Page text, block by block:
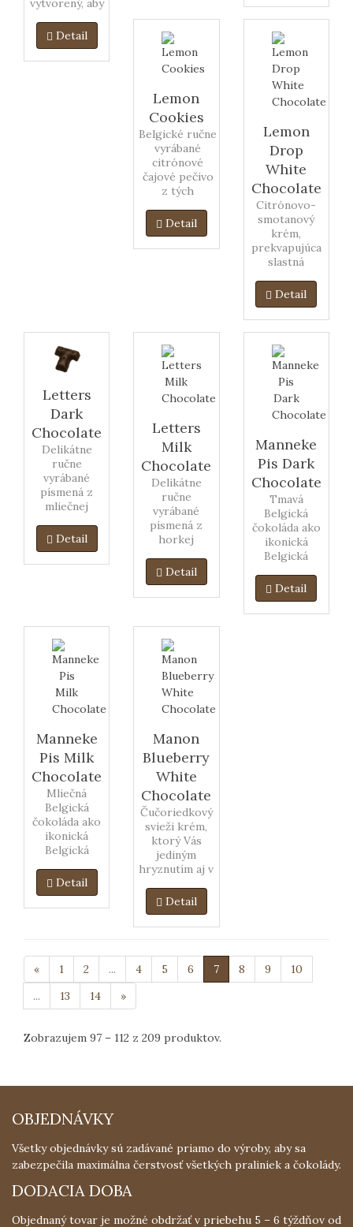
vytvorený, aby
zmiernil pocit
chladu. Táto
pralinka s
Detail
Lemon
Cookies
Belgické ručne
vyrábané
citrónové
čajové pečivo
z tých
ingrediencií.
Detail
Lemon
Drop
White
Chocolate
Citrónovo-
smotanový
krém,
prekvapujúca
slastná
náznakom
citrónu sa
krásne spája s
bielou
Belgickou
čokoládou.
Detail
Letters
Dark
Chocolate
Delikátne
ručne
vyrábané
písmená z
mliečnej
balenie.
Detail
Letters
Milk
Chocolate
Delikátne
ručne
vyrábané
písmená z
horkej
balenie.
Detail
Manneke
Pis Dark
Chocolate
Tmavá
Belgická
čokoláda ako
ikonická
Belgická
Detail
Manneke
Pis Milk
Chocolate
Mliečná
Belgická
čokoláda ako
ikonická
Belgická
Detail
Manon
Blueberry
White
Chocolate
Čučoriedkový
svieži krém,
ktorý Vás
jediným
hryznutím aj v
najhorších
zimných
dňoch zavedie
rozpáleného
leta.
Detail
« 1 2 ... 4 5 6 7 8 9
10
...
13 14 »
Zobrazujem 97 – 112 z 209 produktov.
OBJEDNÁVKY
Všetky objednávky sú zadávané priamo do výroby, aby sa
zabezpečila maximálna čerstvosť všetkých praliniek a čokolády.
DODACIA DOBA
Objednaný tovar je možné obdržať v priebehu 5 – 6 týždňov od